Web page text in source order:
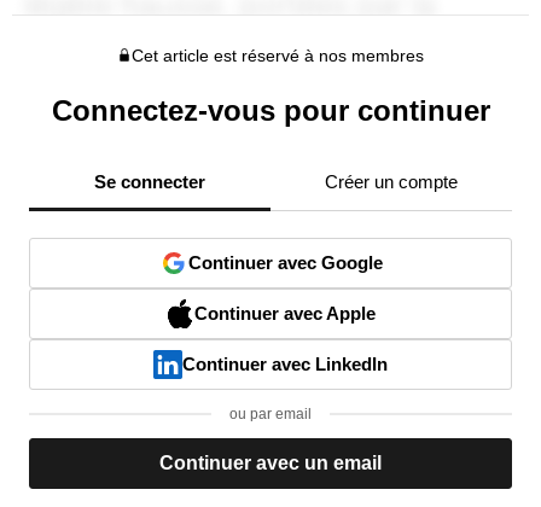
Cet article est réservé à nos membres
Connectez-vous pour continuer
Se connecter Créer un compte
Continuer avec Google
Continuer avec Apple
Continuer avec LinkedIn
ou par email
Continuer avec un email